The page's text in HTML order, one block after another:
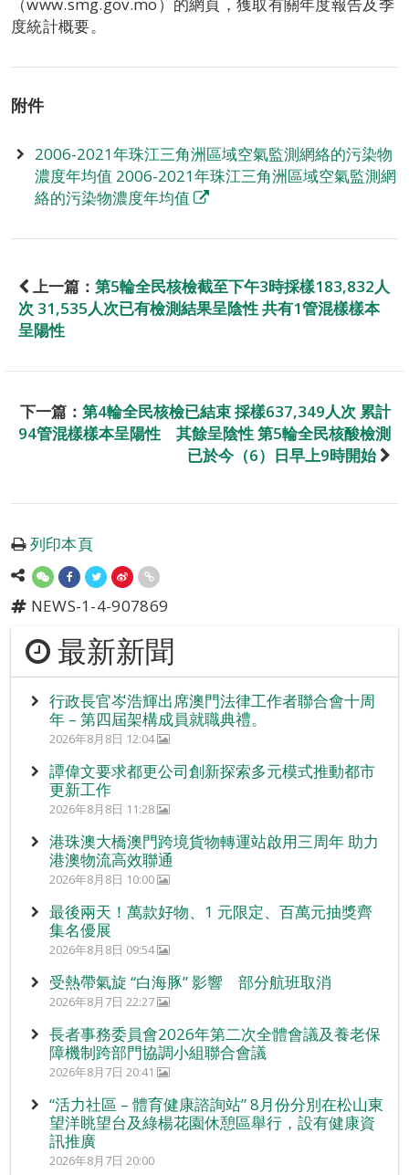
度統計概要。
附件
2006-2021年珠江三角洲區域空氣監測網絡的污染物
濃度年均值 2006-2021年珠江三角洲區域空氣監測網
絡的污染物濃度年均值
上一篇： 第5輪全民核檢截至下午3時採樣183,832人
次 31,535人次已有檢測結果呈陰性 共有1管混樣樣本
呈陽性
下一篇： 第4輪全民核檢已結束 採樣637,349人次 累計
94管混樣樣本呈陽性 其餘呈陰性 第5輪全民核酸檢測
已於今（6）日早上9時開始
列印本頁
NEWS-1-4-907869
最新新聞
行政長官岑浩輝出席澳門法律工作者聯合會十周
年 – 第四屆架構成員就職典禮。
2026年8月8日 12:04
譚偉文要求都更公司創新探索多元模式推動都市
更新工作
2026年8月8日 11:28
港珠澳大橋澳門跨境貨物轉運站啟用三周年 助力
港澳物流高效聯通
2026年8月8日 10:00
最後兩天！萬款好物、1 元限定、百萬元抽獎齊
集名優展
2026年8月8日 09:54
受熱帶氣旋 “白海豚” 影響 部分航班取消
2026年8月7日 22:27
長者事務委員會2026年第二次全體會議及養老保
障機制跨部門協調小組聯合會議
2026年8月7日 20:41
“活力社區 – 體育健康諮詢站” 8月份分別在松山東
望洋眺望台及綠楊花園休憩區舉行，設有健康資
訊推廣
2026年8月7日 20:00